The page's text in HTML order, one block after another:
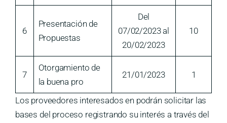
6
Presentación de
Propuestas
Del
07/02/2023 al
20/02/2023
10
7
Otorgamiento de
la buena pro
21/01/2023 1
Los proveedores interesados en podrán solicitar las
bases del proceso registrando su interés a través del